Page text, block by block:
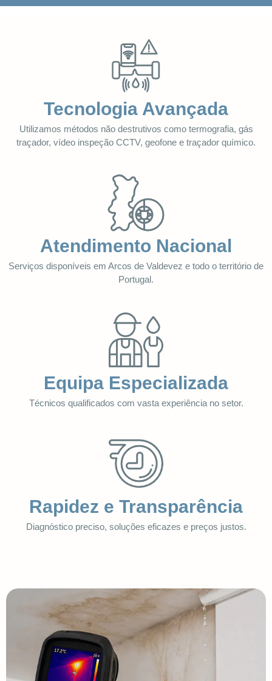
Tecnologia Avançada
Utilizamos métodos não destrutivos como termografia, gás
traçador, vídeo inspeção CCTV, geofone e traçador químico.
Atendimento Nacional
Serviços disponíveis em Arcos de Valdevez e todo o território de
Portugal.
Equipa Especializada
Técnicos qualificados com vasta experiência no setor.
Rapidez e Transparência
Diagnóstico preciso, soluções eficazes e preços justos.